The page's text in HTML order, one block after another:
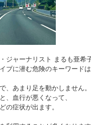
ャーナリスト まるも亜希
ブに潜む危険のキーワード
、あまり足を動かしません。
、血行が悪くなって、
の症状が出ます。